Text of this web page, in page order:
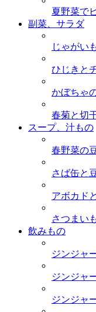
夏野菜で
副菜、サラダ
じゃがい
ひじきと
かぼちゃ
春菊と切
スープ、汁もの
春野菜の
さば缶と
アボカド
さつまい
飲みもの
ジンジャ
ジンジャ
ジンジャ